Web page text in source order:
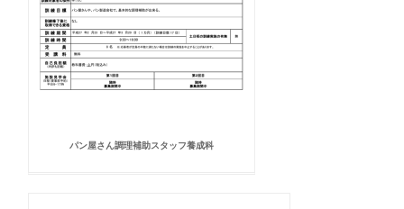
パン屋さん調理補助スタッフ養成科